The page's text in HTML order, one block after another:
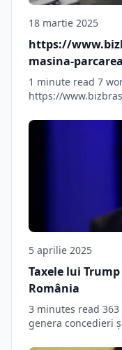
18 martie 2025
https://
masina-
1 minute read 7
https://
5 aprilie 2025
Taxele lui
România
3 minutes read
genera concedieri